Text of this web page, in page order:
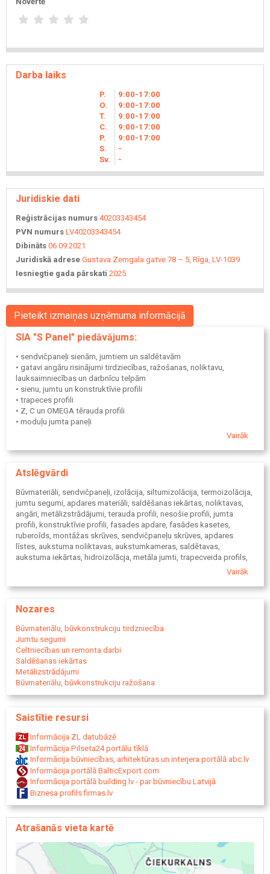
Darba laiks
P. 9 00-17 00
O.
9 00-17 00
T.
9 00-17 00
C.
9 00-17 00
P.
9 00-17 00
S.
-
Sv.
-
Juridiskie dati
Reģistrācijas numurs 40203343454
PVN numurs LV40203343454
Dibināts 06.09.2021
Juridiskā adrese Gustava Zemgala gatve 78 – 5, Rīga, LV-1039
Iesniegtie gada pārskati 2025
Pieteikt izmaiņas uzņēmuma informācijā
SIA "S Panel" piedāvājums:
• sendvičpaneļi sienām, jumtiem un saldētavām
• gatavi angāru risinājumi tirdziecības, ražošanas, noliktavu,
lauksaimniecības un darbnīcu telpām
• sienu, jumtu un konstruktīvie profili
• trapeces profili
• Z, C un OMEGA tērauda profili
• moduļu jumta paneļi
• PVC jumta izolācijas mebrāna
• jumta noteksistēmas
Vairāk
Atslēgvārdi
Būvmateriāli, sendvičpaneļi, izolācija, siltumizolācija, termoizolācija,
jumtu segumi, apdares materiāli, saldēšanas iekārtas, noliktavas,
angāri, metālizstrādājumi, terauda profili, nesošie profili, jumta
profili, konstruktīvie profili, fasades apdare, fasādes kasetes,
ruberoīds, montāžas skrūves, sendvičpaneļu skrūves, apdares
līstes, aukstuma noliktavas, aukstumkameras, saldētavas,
aukstuma iekārtas, hidroizolācja, metāla jumti, trapecveida profils,
sendviča paneļi, pvc jumta membrāna, sendvičpaneļu montāža,
profili, c profili, omega profili, cinkoti profili, angāri no
Vairāk
Nozares
Būvmateriālu, būvkonstrukciju tirdzniecība
Jumtu segumi
Celtniecības un remonta darbi
Saldēšanas iekārtas
Metālizstrādājumi
Būvmateriālu, būvkonstrukciju ražošana
Saistītie resursi
Informācija ZL datubāzē
Informācija Pilseta24 portālu tīklā
Informācija būvniecības, arhitektūras un interjera portālā abc.lv
Informācija portālā BalticExport.com
Informācija portālā building.lv - par būvniecību Latvijā
Biznesa profils firmas.lv
Atrašanās vieta kartē